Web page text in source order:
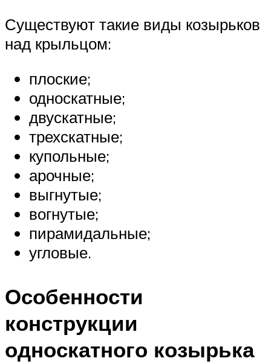
Существуют такие виды козырьков
над крыльцом:
плоские;
односкатные;
двускатные;
трехскатные;
купольные;
арочные;
выгнутые;
вогнутые;
пирамидальные;
угловые.
Особенности
конструкции
односкатного козырька